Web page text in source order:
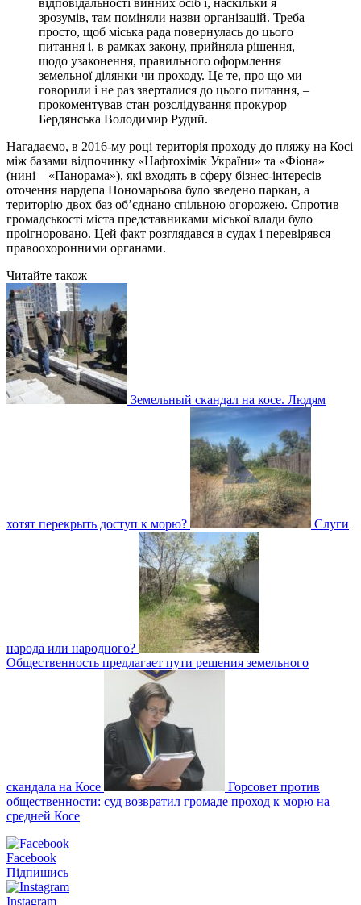
зрозумів, там поміняли назви організацій. Треба
просто, щоб міська рада повернулась до цього
питання і, в рамках закону, прийняла рішення,
щодо узаконення, правильного оформлення
земельної ділянки чи проходу. Це те, про що ми
говорили і не раз зверталися до цього питання, –
прокоментував стан розслідування прокурор
Бердянська Володимир Рудий.
Нагадаємо, в 2016-му році територія проходу до пляжу на Косі
між базами відпочинку «Нафтохімік України» та «Фіона»
(нині – «Панорама»), які входять в сферу бізнес-інтересів
оточення нардепа Пономарьова було зведено паркан, а
територію двох баз об’єднано спільною огорожею. Спротив
громадськості міста представниками міської влади було
проігноровано. Цей факт розглядався в судах і перевірявся
правоохоронними органами.
Читайте також
Земельный скандал на косе. Людям
хотят перекрыть доступ к морю? Слуги
народа или народного?
Общественность предлагает пути решения земельного
скандала на Косе
Горсовет против
общественности: суд возвратил громаде проход к морю на
средней Косе
Facebook
Підпишись
Instagram